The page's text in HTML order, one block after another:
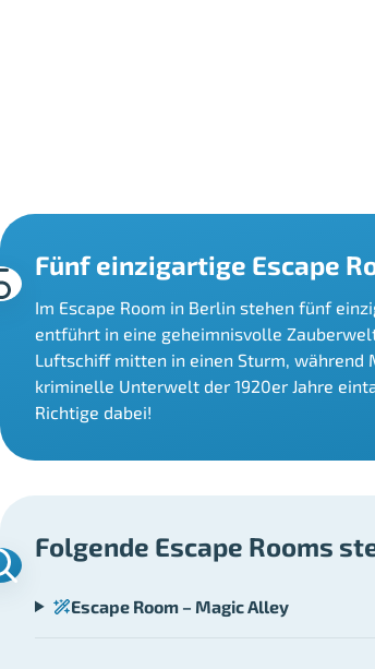
Fünf einzigartige Escape
Im Escape Room in Berlin stehen fünf
entführt in eine geheimnisvolle
Luftschiff mitten in einen Sturm, während
kriminelle Unterwelt der 1920er Jahre
Richtige dabei!
Folgende Escape Rooms
Escape Room – Magic Alley